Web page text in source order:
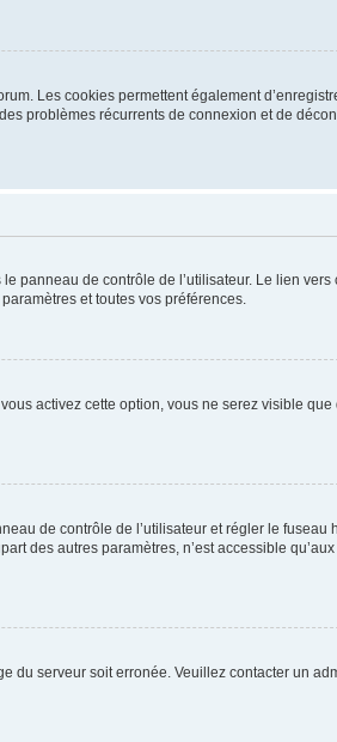
Les cookies permettent également
problèmes récurrents de connexion et de
panneau de contrôle de l’utilisateur. Le lien vers
et toutes vos préférences.
activez cette option, vous ne serez visible que
de contrôle de l’utilisateur et régler le fuseau
des autres paramètres, n’est accessible
du serveur soit erronée. Veuillez contacter un